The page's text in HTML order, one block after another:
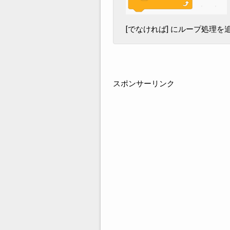
[でなければ] にループ処理を
スポンサーリンク